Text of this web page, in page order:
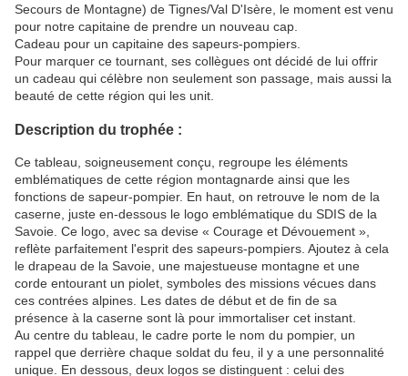
Secours de Montagne) de Tignes/Val D'Isère, le moment est venu
pour notre capitaine de prendre un nouveau cap.
Cadeau pour un capitaine des sapeurs-pompiers.
Pour marquer ce tournant, ses collègues ont décidé de lui offrir
un cadeau qui célèbre non seulement son passage, mais aussi la
beauté de cette région qui les unit.
Description du trophée :
Ce tableau, soigneusement conçu, regroupe les éléments
emblématiques de cette région montagnarde ainsi que les
fonctions de sapeur-pompier. En haut, on retrouve le nom de la
caserne, juste en-dessous le logo emblématique du SDIS de la
Savoie. Ce logo, avec sa devise « Courage et Dévouement »,
reflète parfaitement l'esprit des sapeurs-pompiers. Ajoutez à cela
le drapeau de la Savoie, une majestueuse montagne et une
corde entourant un piolet, symboles des missions vécues dans
ces contrées alpines. Les dates de début et de fin de sa
présence à la caserne sont là pour immortaliser cet instant.
Au centre du tableau, le cadre porte le nom du pompier, un
rappel que derrière chaque soldat du feu, il y a une personnalité
unique. En dessous, deux logos se distinguent : celui des